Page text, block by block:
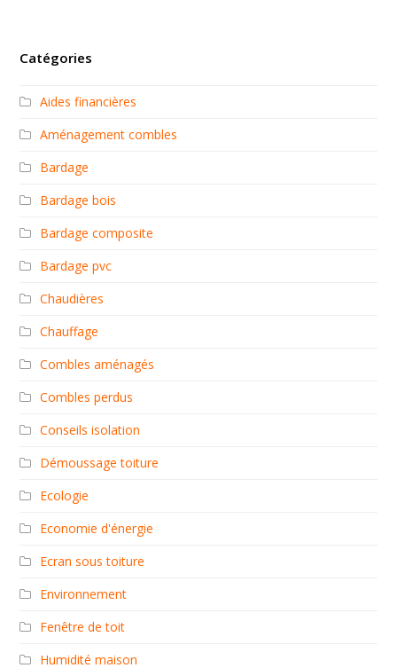
Catégories
Aides financières
Aménagement combles
Bardage
Bardage bois
Bardage composite
Bardage pvc
Chaudières
Chauffage
Combles aménagés
Combles perdus
Conseils isolation
Démoussage toiture
Ecologie
Economie d'énergie
Ecran sous toiture
Environnement
Fenêtre de toit
Humidité maison